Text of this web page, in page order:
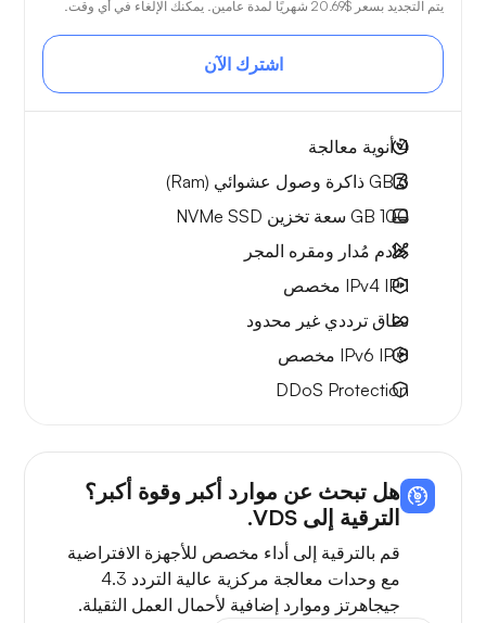
يتم التجديد بسعر $20.69 شهريًا لمدة عامين. يمكنك الإلغاء في أي وقت.
اشترك الآن
4أنوية معالجة
6 GB
ذاكرة وصول عشوائي (Ram)
100 GB
سعة تخزين NVMe SSD
خادم مُدار ومقره المجر
1 IPv4 IP مخصص
نطاق ترددي غير محدود
8 IPv6 IP مخصص
DDoS Protection
هل تبحث عن موارد أكبر وقوة أكبر؟
الترقية إلى VDS.
قم بالترقية إلى أداء مخصص للأجهزة الافتراضية
مع وحدات معالجة مركزية عالية التردد 4.3
جيجاهرتز وموارد إضافية لأحمال العمل الثقيلة.